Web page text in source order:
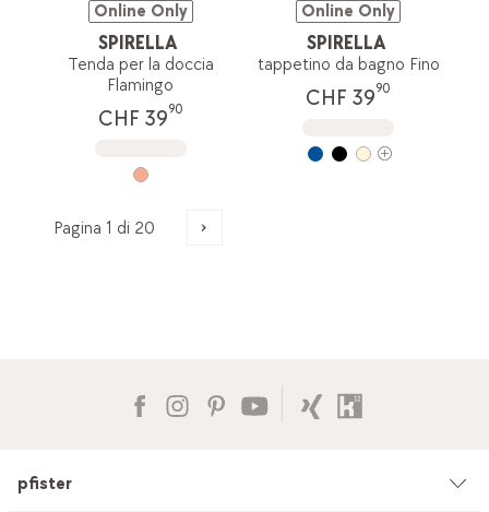
Online Only
SPIRELLA
Tenda per la doccia
Flamingo
CHF 3990
Online Only
SPIRELLA
tappetino da bagno Fino
CHF 3990
pfister